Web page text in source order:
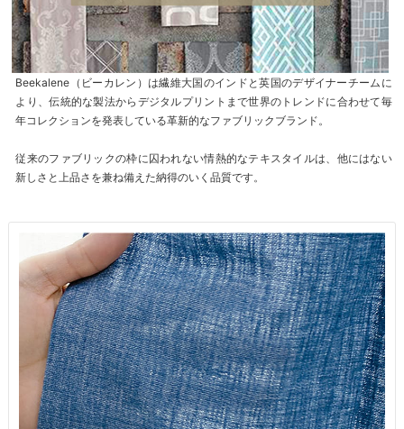
Beekalene（ビーカレン）は繊維大国のインドと英国のデザイナーチームに
より、伝統的な製法からデジタルプリントまで世界のトレンドに合わせて毎
年コレクションを発表している革新的なファブリックブランド。
従来のファブリックの枠に囚われない情熱的なテキスタイルは、他にはない
新しさと上品さを兼ね備えた納得のいく品質です。